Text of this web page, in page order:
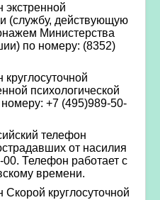
экстренной
(службу, действующую
Министерства
по номеру: (8352)
психологической
+7 (495)989-50-
телефон
от насилия
Телефон работает с
времени.
круглосуточной